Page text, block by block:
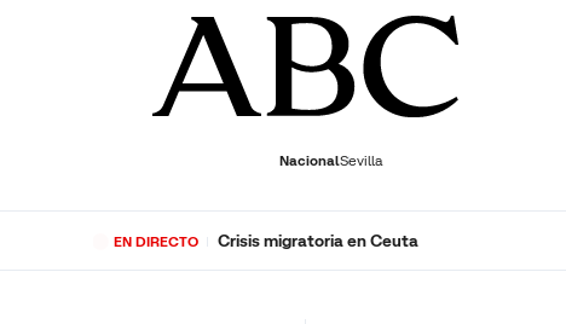
NacionalSevilla
ECONOMÍADEPORTES SOCIEDADCULTURAGENTEPLAY
EN DIRECTO Crisis migratoria en Ceuta